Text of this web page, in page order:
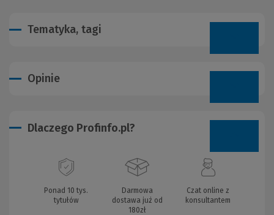
Tematyka, tagi
Opinie
Dlaczego Profinfo.pl?
Ponad 10 tys.
tytułów
Darmowa
dostawa już od
180zł
Czat online z
konsultantem